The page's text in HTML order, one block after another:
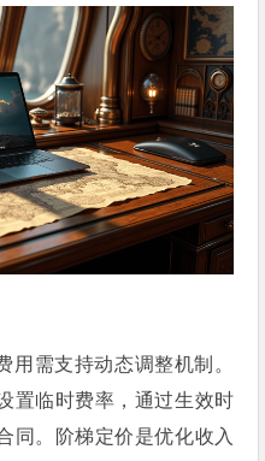
用需支持动态调整机制。
置临时费率，通过生效时
同。阶梯定价是优化收入